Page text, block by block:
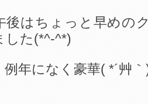
後はちょっと早めの
した(*^-^*)
例年になく豪華( *´艸